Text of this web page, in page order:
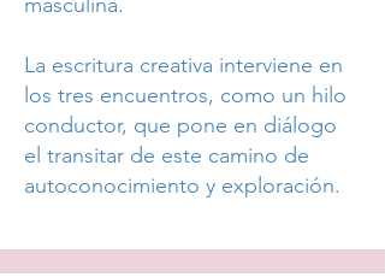
La escritura creativa interviene en
los tres encuentros, como un hilo
conductor, que pone en diálogo
el transitar de este camino de
autoconocimiento y exploración.